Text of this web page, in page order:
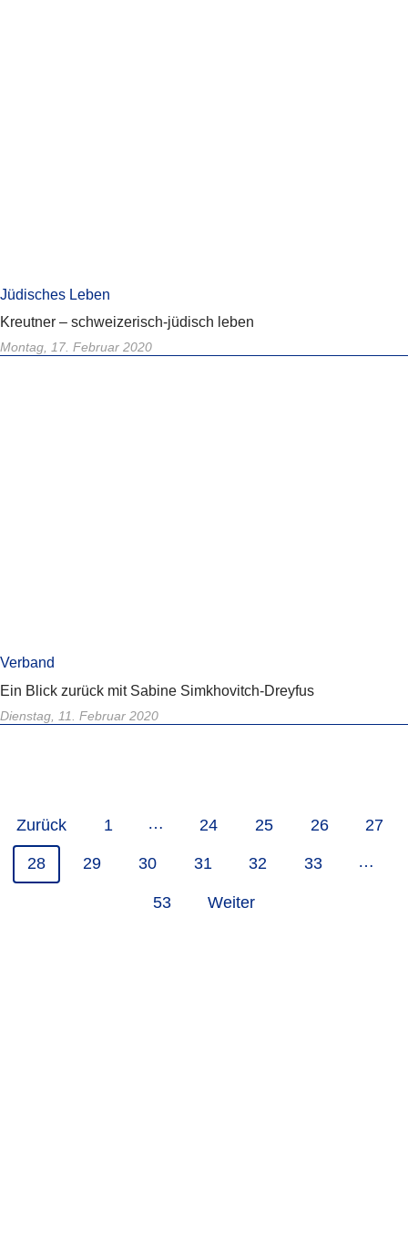
Jüdisches Leben
Kreutner – schweizerisch-jüdisch leben
Montag, 17. Februar 2020
Verband
Ein Blick zurück mit Sabine Simkhovitch-Dreyfus
Dienstag, 11. Februar 2020
Zurück 1 … 24 25 26 27
28 29 30 31 32 33 …
53 Weiter